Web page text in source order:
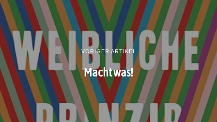
VORIGER ARTIKEL
Macht was!